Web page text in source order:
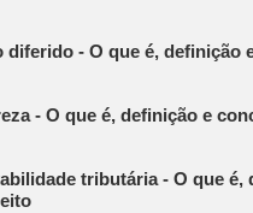
diferido - O que é, definição
- O que é, definição e
tributária - O que é,